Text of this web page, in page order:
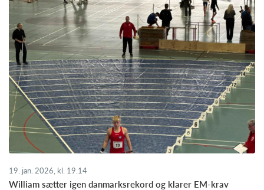
19. jan. 2026, kl. 19.14
William sætter igen danmarksrekord og klarer EM-krav